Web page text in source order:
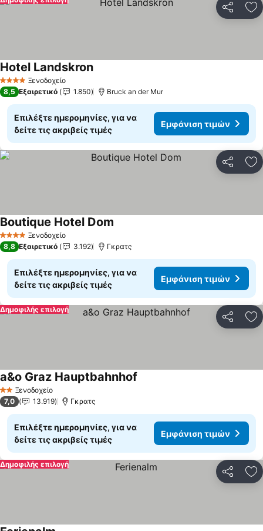
4 ΑστέριαΞενοδοχείο
Hotel LandskronΕμφάνιση τιμών
8,5 Εξαιρετικό 1.850 Bruck an der Mur
Επιλέξτε ημερομηνίες, για να
δείτε τις ακριβείς τιμές
Εμφάνιση τιμών
4 ΑστέριαΞενοδοχείο
Boutique Hotel Dom
8,8 Εξαιρετικό 3.192 Γκρατς
Επιλέξτε ημερομηνίες, για να
δείτε τις ακριβείς τιμές
Εμφάνιση τιμών
Δημοφιλής επιλογή
2 ΑστέριαΞενοδοχείο
a&o Graz Hauptbahnhof
7,0 13.919 Γκρατς
Επιλέξτε ημερομηνίες, για να
δείτε τις ακριβείς τιμές
Εμφάνιση τιμών
Δημοφιλής επιλογή